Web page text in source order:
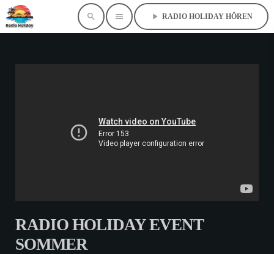
search menu play_arrow RADIO HOLIDAY HÖREN
RADIO HOLIDAY EVENT
SOMMER